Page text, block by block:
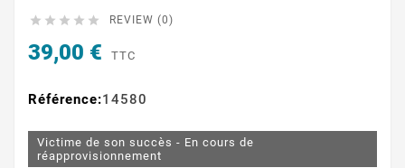
     REVIEW (0)
39,00 € TTC
Référence:14580
Victime de son succès - En cours de
réapprovisionnement